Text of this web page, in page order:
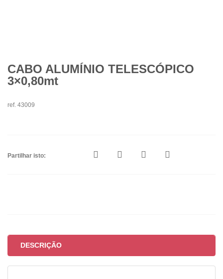
CABO ALUMÍNIO TELESCÓPICO
3×0,80mt
ref. 43009
Partilhar isto:
DESCRIÇÃO